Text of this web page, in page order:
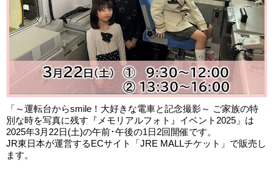
「～運転台からsmile！大好きな電車と記念撮影～ ご家族の特
別な時を写真に残す『メモリアルフォト』イベント2025」は
2025年3月22日(土)の午前･午後の1日2回開催です。
JR東日本が運営するECサイト「JRE MALLチケット」で販売し
ます。